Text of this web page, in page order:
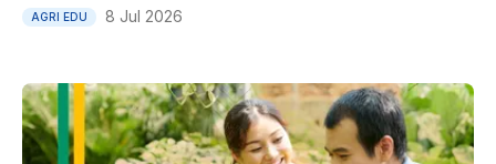
AGRI EDU 8 Jul 2026